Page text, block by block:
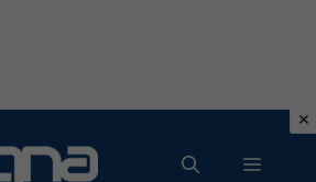
MENU